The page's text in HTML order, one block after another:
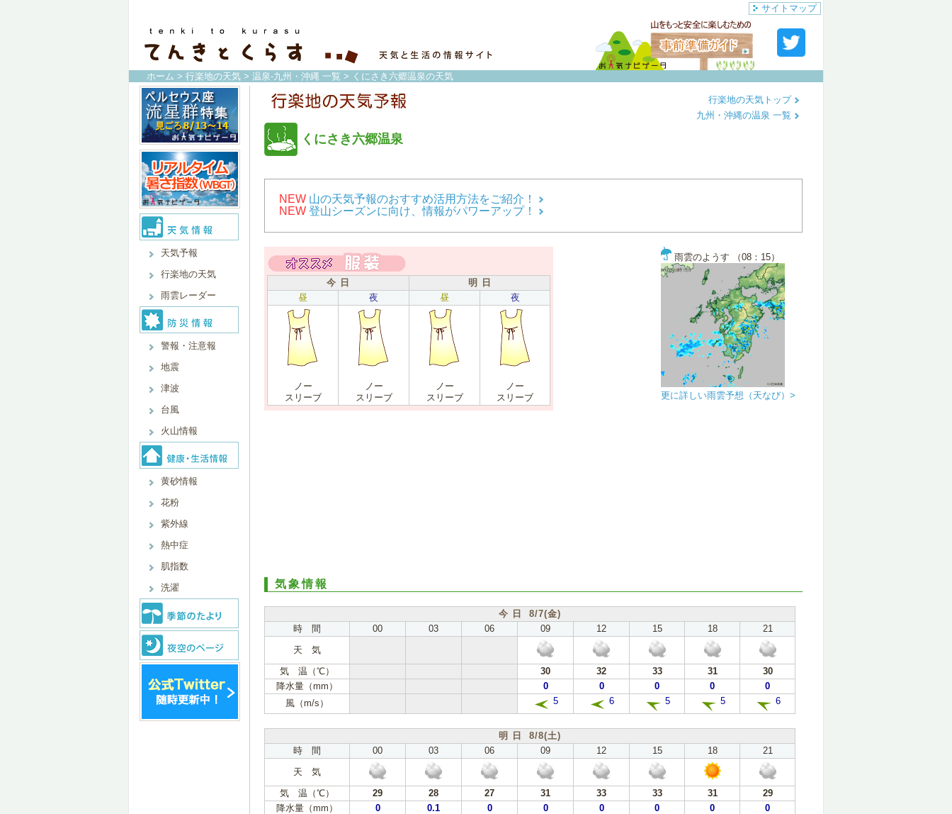
サイトマップ
ホーム > 行楽地の天気 > 温泉-九州・沖縄 一覧 > くにさき六郷温泉の天気
天気予報
行楽地の天気
雨雲レーダー
警報・注意報
地震
津波
台風
火山情報
黄砂情報
花粉
紫外線
熱中症
肌指数
洗濯
くにさき六郷温泉
行楽地の天気トップ
九州・沖縄の温泉 一覧
NEW 山の天気予報のおすすめ活用方法をご紹介！
NEW 登山シーズンに向け、情報がパワーアップ！
今 日
明 日
昼
夜 昼 夜
ノー
スリーブ
ノー
スリーブ
ノー
スリーブ
ノー
スリーブ
雨雲のようす （08：15）
更に詳しい雨雲予想（天なび）>
気象情報
今 日 8/7(金)
時 間
00 03 06 09 12 15 18
21
天 気
気 温（℃）
30 32 33 31
30
降水量（mm）
0 0 0 0
0
風（m/s）
5 6 5 5 6
明 日 8/8(土)
時 間
00 03 06 09 12 15 18
21
天 気
気 温（℃）
29 28 27 31 33 33 31
29
降水量（mm）
0 0.1 0 0 0 0 0
0